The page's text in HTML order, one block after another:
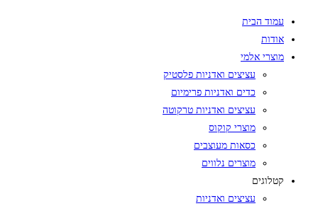
עמוד הבית
אודות
מוצרי אלמי
עציצים ואדניות פלסטיק
כדים ואדניות פרימיום
עציצים ואדניות טרקוטה
מוצרי קוקוס
כסאות מעוצבים
מוצרים נלווים
קטלוגים
עציצים ואדניות